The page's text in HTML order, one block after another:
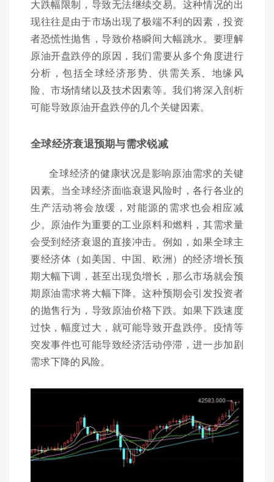
大跌幅限制，导致无法继续交易。这种情况的出
现往往是由于市场出现了极端不利的因素，投资
者恐慌性抛售，导致价格瞬间大幅跳水。要理解
原油开盘跌停的原因，我们需要从多个角度进行
分析，包括全球经济形势、供需关系、地缘风
险、市场情绪以及技术因素等。我们将深入剖析
可能导致原油开盘跌停的几个关键因素。
全球经济衰退预期与需求锐减
全球经济的健康状况是影响原油需求的关键
因素。当全球经济面临衰退风险时，各行各业的
生产活动将会放缓，对能源的需求也会相应减
少。原油作为重要的工业原料和燃料，其需求量
会受到经济衰退的直接冲击。例如，如果全球主
要经济体（如美国、中国、欧洲）的经济增长预
期大幅下调，甚至出现负增长，那么市场就会预
期原油需求将大幅下降。这种预期会引发投资者
的抛售行为，导致原油价格下跌。如果下跌速度
过快，幅度过大，就可能导致开盘跌停。疫情等
突发事件也可能导致经济活动停滞，进一步加剧
需求下降的风险。